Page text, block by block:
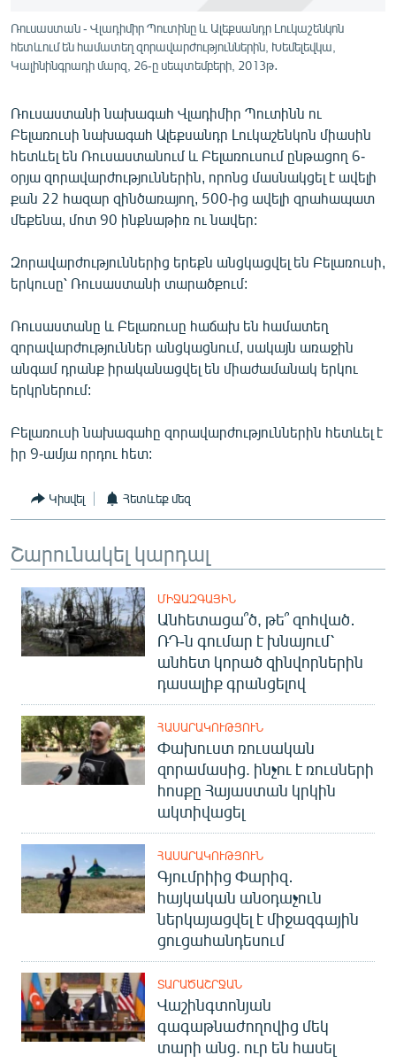
ԿՈՐՈՆԱՎԻՐՈՒՍ
ԱՐԽԻՎ
ՏԵՍԱՆՅՈՒԹԵՐ
ԲԱՆԱՎԵՃ
ՁԳՏԵԼՈՎ ԼԱՎԱԳՈՒՅՆԻՆ
ՓՈԴՔԱՍԹ
Հայերեն
English
Русский
ՀԵՏԵՎԵՔ ՄԵԶ
Ռուսաստան - Վլադիմիր Պուտինը և Ալեքսանդր Լուկաշենկոն
հետևում են համատեղ զորավարժություններին, Խեմելեվկա,
Կալինինգրադի մարզ, 26-ը սեպտեմբերի, 2013թ․
Ռուսաստանի նախագահ Վլադիմիր Պուտինն ու
Բելառուսի նախագահ Ալեքսանդր Լուկաշենկոն միասին
հետևել են Ռուսաստանում և Բելառուսում ընթացող 6-
օրյա զորավարժություններին, որոնց մասնակցել է ավելի
քան 22 հազար զինծառայող, 500-ից ավելի զրահապատ
մեքենա, մոտ 90 ինքնաթիռ ու նավեր:
Զորավարժություններից երեքն անցկացվել են Բելառուսի,
երկուսը՝ Ռուսաստանի տարածքում:
Ռուսաստանը և Բելառուսը հաճախ են համատեղ
զորավարժություններ անցկացնում, սակայն առաջին
անգամ դրանք իրականացվել են միաժամանակ երկու
երկրներում:
Բելառուսի նախագահը զորավարժություններին հետևել է
իր 9-ամյա որդու հետ:
Կիսվել Հետևեք մեզ
Շարունակել կարդալ
ՄԻՋԱԶԳԱՅԻՆ
Անհետացա՞ծ, թե՞ զոհված․
ՌԴ-ն գումար է խնայում՝
անհետ կորած զինվորներին
դասալիք գրանցելով
ՀԱՍԱՐԱԿՈՒԹՅՈՒՆ
Փախուստ ռուսական
զորամասից. ինչու է ռուսների
հոսքը Հայաստան կրկին
ակտիվացել
ՀԱՍԱՐԱԿՈՒԹՅՈՒՆ
Գյումրիից Փարիզ․
հայկական անօդաչուն
ներկայացվել է միջազգային
ցուցահանդեսում
ՏԱՐԱԾԱՇՐՋԱՆ
Վաշինգտոնյան
գագաթնաժողովից մեկ
տարի անց. ուր են հասել